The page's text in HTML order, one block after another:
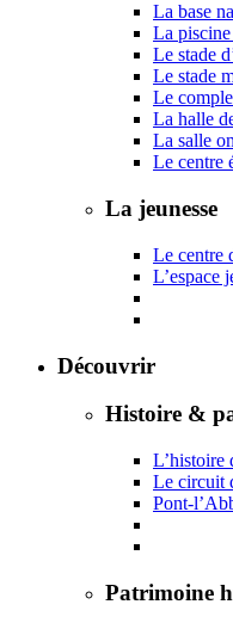
La base
La
Le stade
Le stade
Le
La halle
La salle
Le centre
La jeunesse
Le centre
L’espace
Découvrir
Histoire &
L’histoire
Le circuit
Pont-
Patrimoine